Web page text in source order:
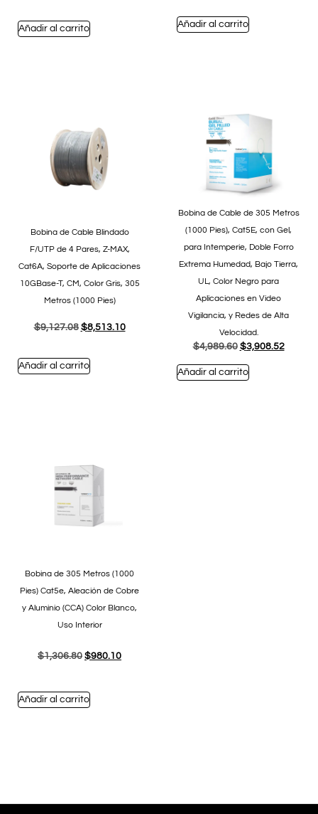
Añadir al carrito Añadir al carrito
Bobina de Cable Blindado
F/UTP de 4 Pares, Z-MAX,
Cat6A, Soporte de Aplicaciones
10GBase-T, CM, Color Gris, 305
Metros (1000 Pies)
$9,127.08 $8,513.10
Añadir al carrito
Bobina de Cable de 305 Metros
(1000 Pies), Cat5E, con Gel,
para Intemperie, Doble Forro
Extrema Humedad, Bajo Tierra,
UL, Color Negro para
Aplicaciones en Video
Vigilancia, y Redes de Alta
Velocidad.
$4,989.60 $3,908.52
Añadir al carrito
Bobina de 305 Metros (1000
Pies) Cat5e, Aleación de Cobre
y Aluminio (CCA) Color Blanco,
Uso Interior
$1,306.80 $980.10
Añadir al carrito